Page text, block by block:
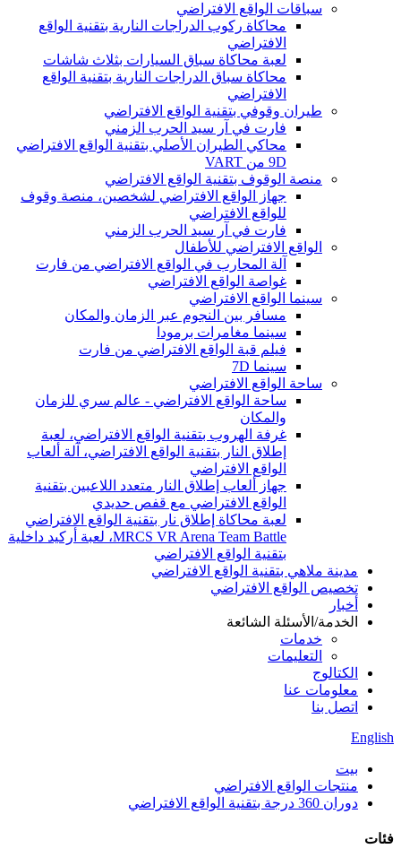
سباقات الواقع الافتراضي
محاكاة ركوب الدراجات النارية بتقنية الواقع
الافتراضي
لعبة محاكاة سباق السيارات بثلاث شاشات
محاكاة سباق الدراجات النارية بتقنية الواقع
الافتراضي
طيران وقوفي بتقنية الواقع الافتراضي
فارت في آر سيد الحرب الزمني
محاكي الطيران الأصلي بتقنية الواقع الافتراضي
9D من VART
منصة الوقوف بتقنية الواقع الافتراضي
جهاز الواقع الافتراضي لشخصين، منصة وقوف
للواقع الافتراضي
فارت في آر سيد الحرب الزمني
الواقع الافتراضي للأطفال
آلة المحارب في الواقع الافتراضي من فارت
غواصة الواقع الافتراضي
سينما الواقع الافتراضي
مسافر بين النجوم عبر الزمان والمكان
سينما مغامرات برمودا
فيلم قبة الواقع الافتراضي من فارت
سينما 7D
ساحة الواقع الافتراضي
ساحة الواقع الافتراضي - عالم سري للزمان
والمكان
غرفة الهروب بتقنية الواقع الافتراضي، لعبة
إطلاق النار بتقنية الواقع الافتراضي، آلة ألعاب
الواقع الافتراضي
جهاز ألعاب إطلاق النار متعدد اللاعبين بتقنية
الواقع الافتراضي مع قفص حديدي
لعبة محاكاة إطلاق نار بتقنية الواقع الافتراضي
MRCS VR Arena Team Battle، لعبة أركيد داخلية
بتقنية الواقع الافتراضي
مدينة ملاهي بتقنية الواقع الافتراضي
تخصيص الواقع الافتراضي
أخبار
الخدمة/الأسئلة الشائعة
خدمات
التعليمات
الكتالوج
معلومات عنا
اتصل بنا
English
بيت
منتجات الواقع الافتراضي
دوران 360 درجة بتقنية الواقع الافتراضي
فئات